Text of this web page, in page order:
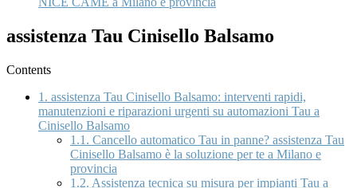
assistenza Tau Cinisello Balsamo
Contents
1. assistenza Tau Cinisello Balsamo: interventi rapidi,
manutenzioni e riparazioni urgenti su automazioni Tau a
Cinisello Balsamo
1.1. Cancello automatico Tau in panne? assistenza Tau
Cinisello Balsamo è la soluzione per te a Milano e
provincia
1.2. Assistenza tecnica su misura per impianti Tau a